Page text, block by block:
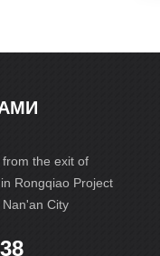
the exit of
Rongqiao Project
City